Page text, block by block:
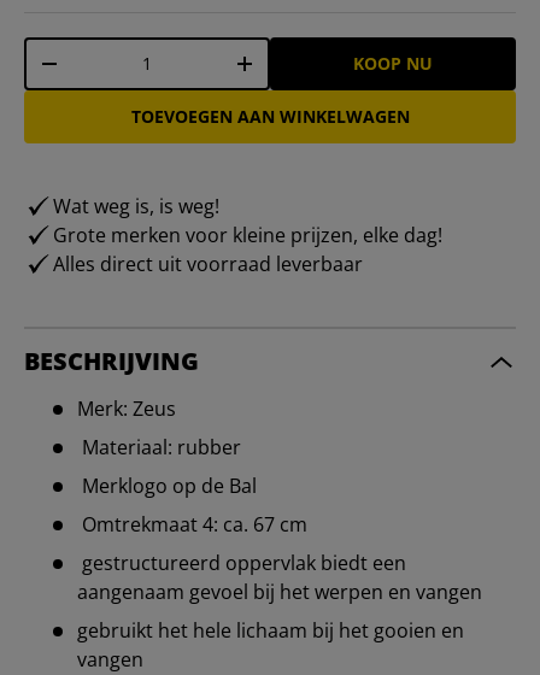
Aantal
-
+ KOOP NU
TOEVOEGEN AAN WINKELWAGEN
Wat weg is, is weg!
Grote merken voor kleine prijzen, elke dag!
Alles direct uit voorraad leverbaar
BESCHRIJVING
Merk: Zeus
Materiaal: rubber
Merklogo op de Bal
Omtrekmaat 4: ca. 67 cm
gestructureerd oppervlak biedt een
aangenaam gevoel bij het werpen en vangen
gebruikt het hele lichaam bij het gooien en
vangen